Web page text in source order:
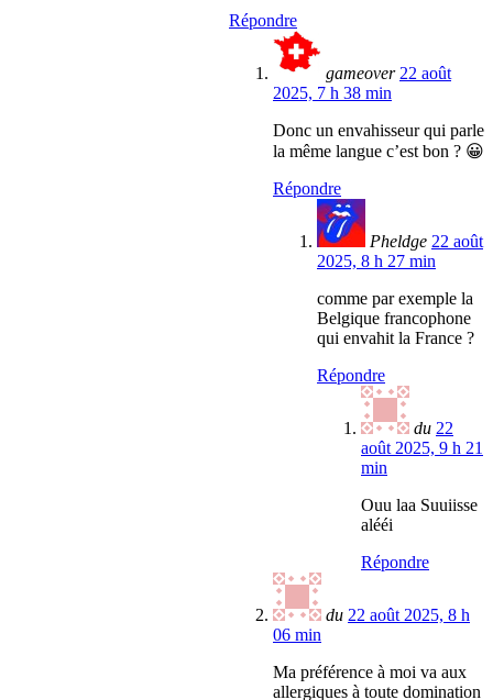
Répondre
gameover 22 août
2025, 7 h 38 min
Donc un envahisseur qui parle
la même langue c’est bon ? 😀
Répondre
Pheldge 22 août
2025, 8 h 27 min
comme par exemple la
Belgique francophone
qui envahit la France ?
Répondre
du 22
août 2025, 9 h 21
min
Ouu laa Suuiisse
alééi
Répondre
du 22 août 2025, 8 h
06 min
Ma préférence à moi va aux
allergiques à toute domination